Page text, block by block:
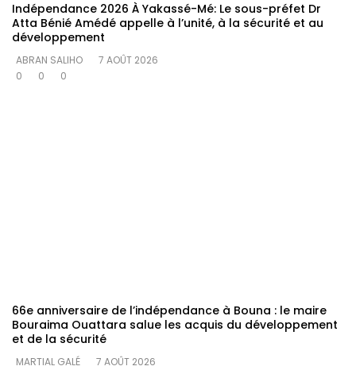
Indépendance 2026 À Yakassé-Mé: Le sous-préfet Dr
Atta Bénié Amédé appelle à l’unité, à la sécurité et au
développement
ABRAN SALIHO
7 AOÛT 2026
0
0 0
66e anniversaire de l’indépendance à Bouna : le maire
Bouraima Ouattara salue les acquis du développement
et de la sécurité
MARTIAL GALÉ
7 AOÛT 2026